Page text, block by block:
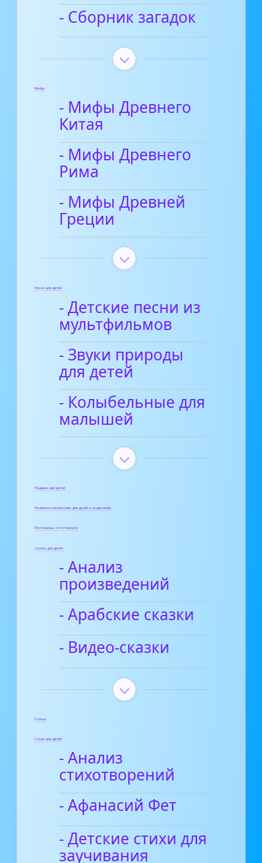
- Сборник загадок
Мифы
- Мифы Древнего
Китая
- Мифы Древнего
Рима
- Мифы Древней
Греции
Песни для детей
- Детские песни из
мультфильмов
- Звуки природы
для детей
- Колыбельные для
малышей
Поделки для детей
Полезные материалы для детей и родителей
Пословицы и поговорки
Сказки для детей
- Анализ
произведений
- Арабские сказки
- Видео-сказки
Статьи
Стихи для детей
- Анализ
стихотворений
- Афанасий Фет
- Детские стихи для
заучивания